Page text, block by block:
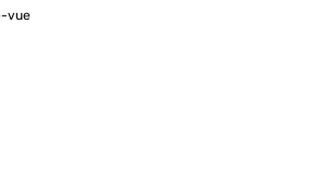
Draussen steht, ist, war das für mich jetzt kein
vue